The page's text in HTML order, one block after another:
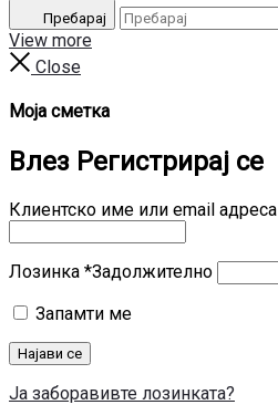
Пребарај
View more
Close
Моја сметка
Влез Регистрирај се
Клиентско име или email адреса
Лозинка *Задолжително
Запамти ме
Најави се
Ја заборавивте лозинката?